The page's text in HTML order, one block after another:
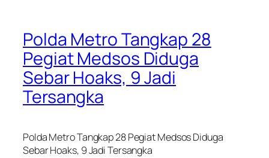
Polda Metro Tangkap 28
Pegiat Medsos Diduga
Sebar Hoaks, 9 Jadi
Tersangka
Polda Metro Tangkap 28 Pegiat Medsos Diduga
Sebar Hoaks, 9 Jadi Tersangka